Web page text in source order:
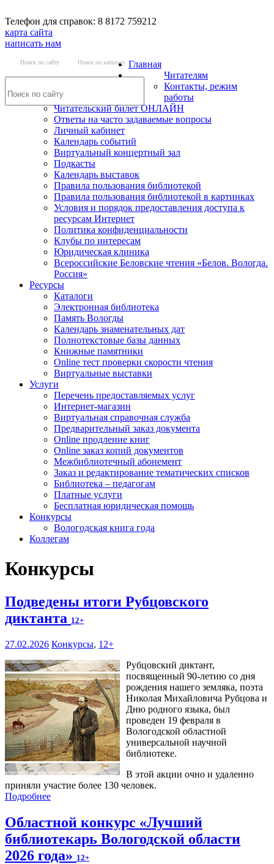
Телефон для справок: 8 8172 759212
карта сайта
написать нам
Поиск по сайту Поиск по каталогу Главная
Читателям
Контакты, режим
работы
Читательский билет ОНЛАЙН
Ответы на часто задаваемые вопросы
Личный кабинет
Календарь событий
Виртуальный концертный зал
Подкасты
Календарь выставок
Правила пользования библиотекой
Правила пользования библиотекой в картинках
Условия и порядок предоставления доступа к
ресурсам Интернет
Политика конфиденциальности
Клубы по интересам
Юридическая клиника
Всероссийские Беловские чтения «Белов. Вологда.
Россия»
Ресурсы
Каталоги
Электронная библиотека
Память Вологды
Календарь знаменательных дат
Полнотекстовые базы данных
Книжные памятники
Online тест проверки скорости чтения
Виртуальные выставки
Услуги
Перечень предоставляемых услуг
Интернет-магазин
Виртуальная справочная служба
Предварительный заказ документа
Online продление книг
Online заказ копий документов
Межбиблиотечный абонемент
Заказ и редактирование тематических списков
Библиотека – педагогам
Платные услуги
Бесплатная юридическая помощь
Конкурсы
Вологодская книга года
Коллегам
Конкурсы
Подведены итоги Рубцовского
диктанта 12+
27.02.2026 Конкурсы, 12+
Рубцовский диктант,
посвященный 90-летию со дня
рождения нашего земляка, поэта
Николая Михайловича Рубцова и
Дню родного языка, был
проведен 19 февраля в
Вологодской областной
универсальной научной
библиотеке.
В этой акции очно и удаленно
приняли участие более 130 человек.
Подробнее
Областной конкурс «Лучший
библиотекарь Вологодской области
2026 года» 12+